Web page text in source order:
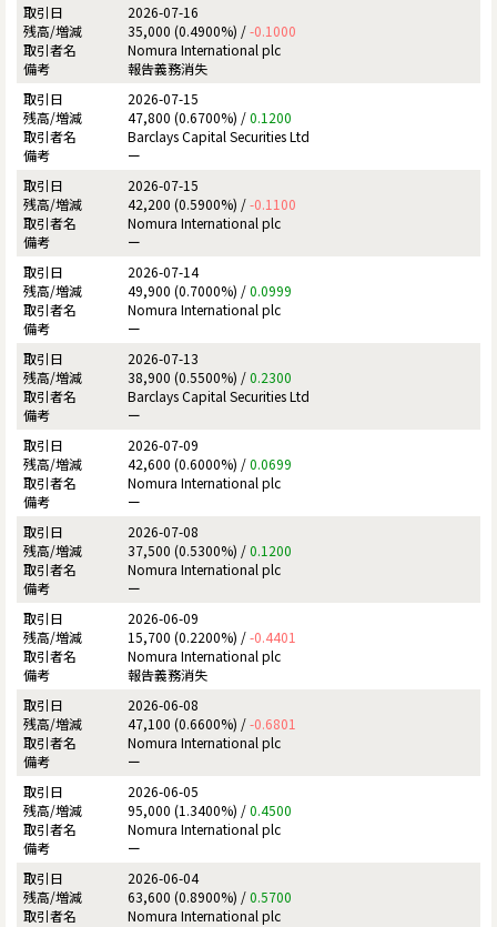
2026-07-16
35,000 (0.4900%) /-0.1000
Nomura International plc
報告義務消失
2026-07-15
47,800 (0.6700%) /0.1200
Barclays Capital Securities Ltd
ー
2026-07-15
42,200 (0.5900%) /-0.1100
Nomura International plc
ー
2026-07-14
49,900 (0.7000%) /0.0999
Nomura International plc
ー
2026-07-13
38,900 (0.5500%) /0.2300
Barclays Capital Securities Ltd
ー
2026-07-09
42,600 (0.6000%) /0.0699
Nomura International plc
ー
2026-07-08
37,500 (0.5300%) /0.1200
Nomura International plc
ー
2026-06-09
15,700 (0.2200%) /-0.4401
Nomura International plc
報告義務消失
2026-06-08
47,100 (0.6600%) /-0.6801
Nomura International plc
ー
2026-06-05
95,000 (1.3400%) /0.4500
Nomura International plc
ー
2026-06-04
63,600 (0.8900%) /0.5700
Nomura International plc